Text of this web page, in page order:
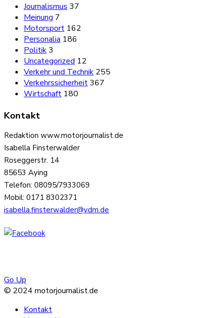
Journalismus 37
Meinung 7
Motorsport 162
Personalia 186
Politik3
Uncategorized 12
Verkehr und Technik 255
Verkehrssicherheit367
Wirtschaft 180
Kontakt
Redaktion www.motorjournalist.de
Isabella Finsterwalder
Roseggerstr. 14
85653 Aying
Telefon: 08095/7933069
Mobil: 0171 8302371
isabella.finsterwalder@vdm.de
Go Up
© 2024 motorjournalist.de
Kontakt